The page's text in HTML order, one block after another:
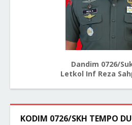
Dandim 0726/
Letkol Inf Reza
KODIM 0726/SKH TEMPO